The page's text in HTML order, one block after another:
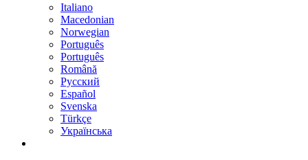
Italiano
Macedonian
Norwegian
Português
Português
Română
Русский
Español
Svenska
Türkçe
Українська